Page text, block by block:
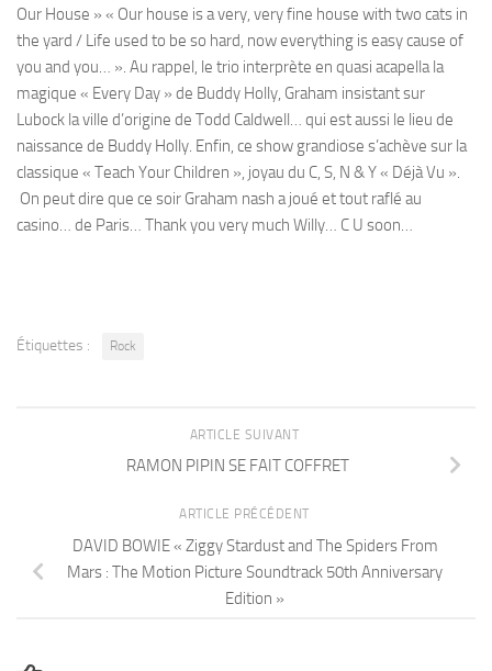
Our House » « Our house is a very, very fine house with two cats in
the yard / Life used to be so hard, now everything is easy cause of
you and you… ». Au rappel, le trio interprète en quasi acapella la
magique « Every Day » de Buddy Holly, Graham insistant sur
Lubock la ville d’origine de Todd Caldwell… qui est aussi le lieu de
naissance de Buddy Holly. Enfin, ce show grandiose s’achève sur la
classique « Teach Your Children », joyau du C, S, N & Y « Déjà Vu ».
On peut dire que ce soir Graham nash a joué et tout raflé au
casino… de Paris… Thank you very much Willy… C U soon…
Étiquettes : Rock
ARTICLE SUIVANT
RAMON PIPIN SE FAIT COFFRET
ARTICLE PRÉCÉDENT
DAVID BOWIE « Ziggy Stardust and The Spiders From
Mars : The Motion Picture Soundtrack 50th Anniversary
Edition »